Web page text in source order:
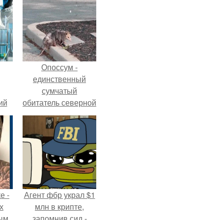
Опоссум -
единственный
сумчатый
обитатель северной
америки.
-
Агент фбр украл $1
млн в крипте,